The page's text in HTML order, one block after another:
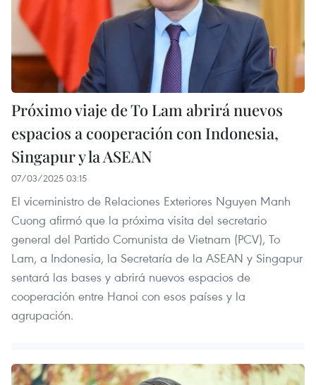
Próximo viaje de To Lam abrirá nuevos
espacios a cooperación con Indonesia,
Singapur y la ASEAN
07/03/2025 03:15
El viceministro de Relaciones Exteriores Nguyen Manh
Cuong afirmó que la próxima visita del secretario
general del Partido Comunista de Vietnam (PCV), To
Lam, a Indonesia, la Secretaría de la ASEAN y Singapur
sentará las bases y abrirá nuevos espacios de
cooperación entre Hanoi con esos países y la
agrupación.